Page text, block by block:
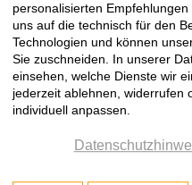
Jetzt zum
Newsletter
personalisierten
uns auf die technisch für den
Technologien und können
Sie zuschneiden. In unserer
einsehen, welche Dienste wir
jederzeit ablehnen, widerrufen
individuell anpassen.